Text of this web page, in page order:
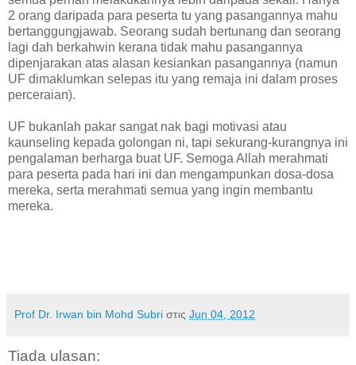
2 orang daripada para peserta tu yang pasangannya mahu
bertanggungjawab. Seorang sudah bertunang dan seorang
lagi dah berkahwin kerana tidak mahu pasangannya
dipenjarakan atas alasan kesiankan pasangannya (namun
UF dimaklumkan selepas itu yang remaja ini dalam proses
perceraian).
UF bukanlah pakar sangat nak bagi motivasi atau
kaunseling kepada golongan ni, tapi sekurang-kurangnya ini
pengalaman berharga buat UF. Semoga Allah merahmati
para peserta pada hari ini dan mengampunkan dosa-dosa
mereka, serta merahmati semua yang ingin membantu
mereka.
Prof Dr. Irwan bin Mohd Subri στις Jun 04, 2012
Tiada ulasan: